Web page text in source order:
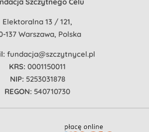
Elektoralna 13 / 121,
137 Warszawa, Polska
fundacja@szczytnycel.pl
KRS: 0001150011
NIP: 5253031878
REGON: 540710730